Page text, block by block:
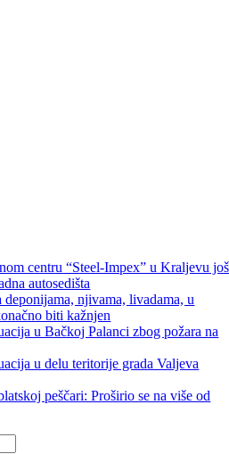
centru “Steel-Impex” u Kraljevu još
autosedišta
njivama, livadama, u
biti kažnjen
u Bačkoj Palanci zbog požara na
u delu teritorije grada Valjeva
peščari: Proširio se na više od